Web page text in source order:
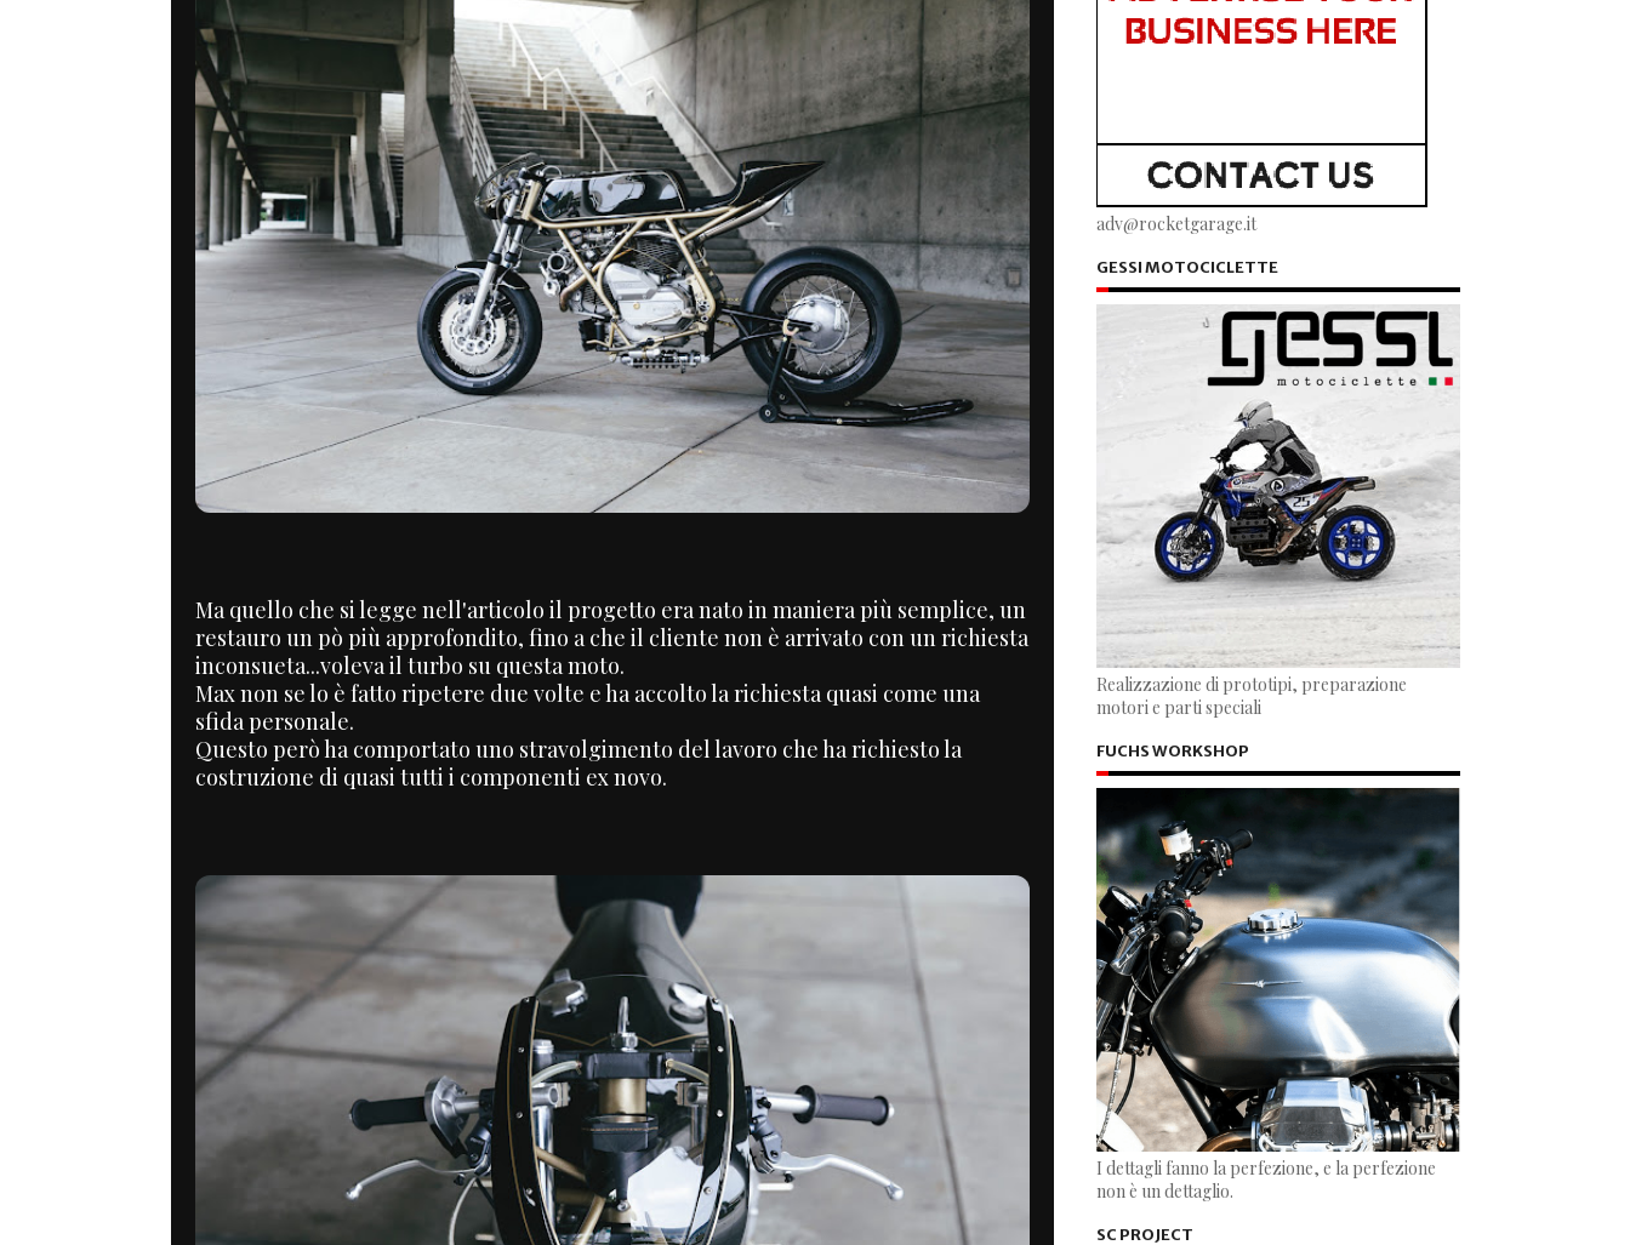
Ma quello che si legge nell'articolo il progetto era nato in maniera più semplice, un
restauro un pò più approfondito, fino a che il cliente non è arrivato con un richiesta
inconsueta...voleva il turbo su questa moto.
Max non se lo è fatto ripetere due volte e ha accolto la richiesta quasi come una
sfida personale.
Questo però ha comportato uno stravolgimento del lavoro che ha richiesto la
costruzione di quasi tutti i componenti ex novo.
adv@rocketgarage.it
GESSI MOTOCICLETTE
Realizzazione di prototipi, preparazione
motori e parti speciali
FUCHS WORKSHOP
I dettagli fanno la perfezione, e la perfezione
non è un dettaglio.
SC PROJECT